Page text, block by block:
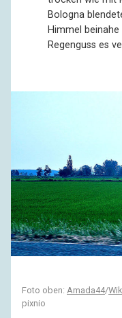
Bologna
Himmel
Regenguss es
Foto oben: Amada44/
pixnio